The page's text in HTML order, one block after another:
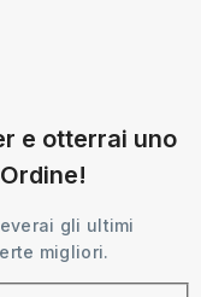
e otterrai uno
gli ultimi
migliori.